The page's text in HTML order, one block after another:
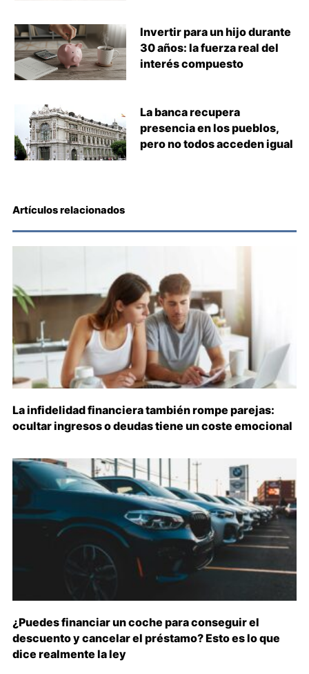
Invertir para un hijo durante
30 años: la fuerza real del
interés compuesto
La banca recupera
presencia en los pueblos,
pero no todos acceden igual
Artículos relacionados
La infidelidad financiera también rompe parejas:
ocultar ingresos o deudas tiene un coste emocional
¿Puedes financiar un coche para conseguir el
descuento y cancelar el préstamo? Esto es lo que
dice realmente la ley